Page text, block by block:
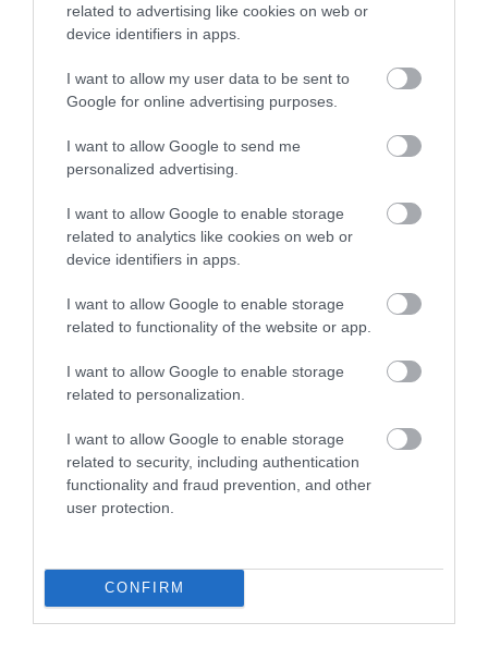
related to advertising like cookies on web or
device identifiers in apps.
I want to allow my user data to be sent to
Google for online advertising purposes.
I want to allow Google to send me
personalized advertising.
I want to allow Google to enable storage
related to analytics like cookies on web or
device identifiers in apps.
I want to allow Google to enable storage
related to functionality of the website or app.
I want to allow Google to enable storage
related to personalization.
I want to allow Google to enable storage
related to security, including authentication
functionality and fraud prevention, and other
user protection.
CONFIRM
Garzonlakás hitelből? Itt tartanak a kamatok és a
Az egyetemi felvételi pontszámok közzététele után megindult az
gyermeknek. Itt vannak a lakáshitelek kamatai.